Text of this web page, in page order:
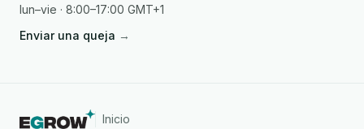
lun–vie · 8:00–17:00 GMT+1
Enviar una queja →
Inicio